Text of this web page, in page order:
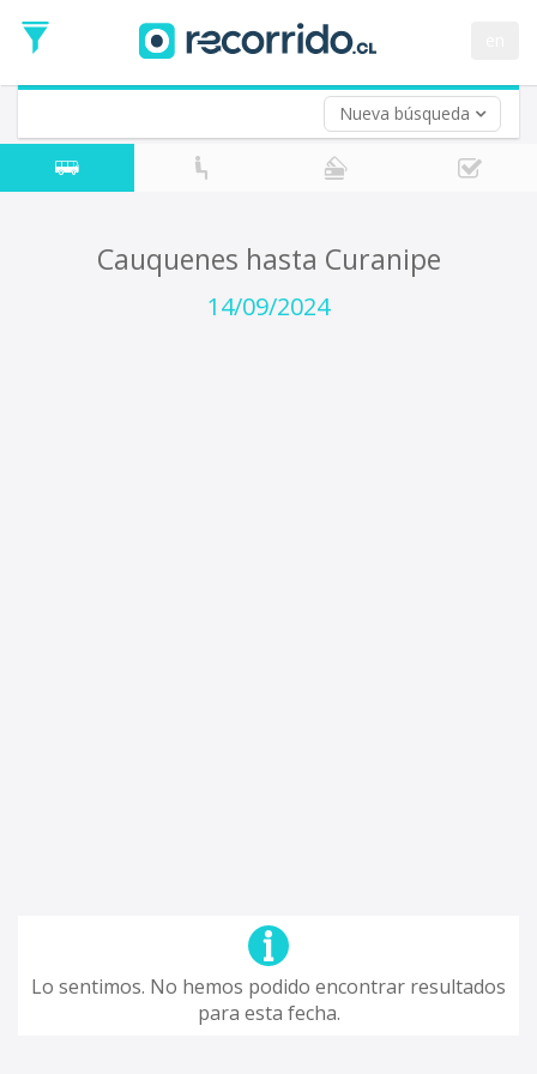
Nueva búsqueda
de
Ida
Vuelta (opcional)
Fecha
de
Cauquenes hasta Curanipe
14/09/2024
Lo sentimos. No hemos podido encontrar resultados
para esta fecha.